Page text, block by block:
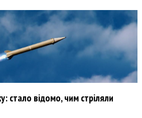
стало відомо, чим стріляли